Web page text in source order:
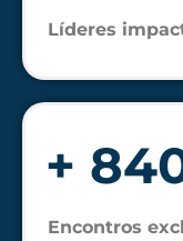
Líderes
+
Encontros